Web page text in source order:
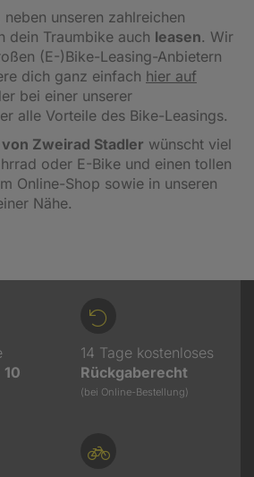
unseren zahlreichen
dein Traumbike auch leasen. Wir
(E-)Bike-Leasing-Anbietern
dich ganz einfach hier auf
bei einer unserer
alle Vorteile des Bike-Leasings.
Zweirad Stadler wünscht viel
oder E-Bike und einen tollen
Online-Shop sowie in unseren
Nähe.
10
14 Tage kostenloses
Rückgaberecht
(bei Online-Bestellung)